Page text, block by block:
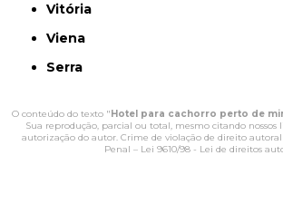
Vitória
Viena
Serra
O conteúdo do texto " Hotel para cachorro perto de
Sua reprodução, parcial ou total, mesmo citando nossos
autorização do autor. Crime de violação de direito
Penal – Lei 9610/98 - Lei de direitos